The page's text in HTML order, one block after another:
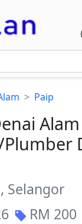
Paip
, Selangor
RM 200